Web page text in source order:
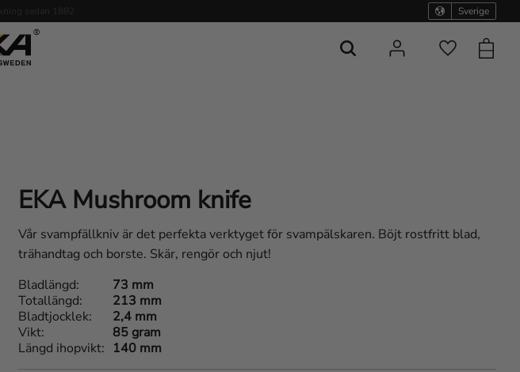
Sverige
Favoriter
EKA Mushroom knife
Vår svampfällkniv är det perfekta verktyget för svampälskaren. Böjt rostfritt blad,
trähandtag och borste. Skär, rengör och njut!
Bladlängd
73 mm
Totallängd
213 mm
Bladtjocklek
2,4 mm
Vikt
85 gram
Längd ihopvikt
140 mm